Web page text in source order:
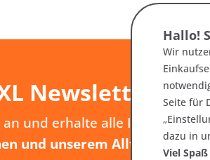
Newsletter
und erhalte alle Infos zu
und unserem Alltag
als
Hallo!
Wir
Seite für
dazu in
Viel